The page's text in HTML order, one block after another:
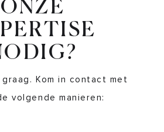
ONZE
Kom in contact met
volgende manieren: